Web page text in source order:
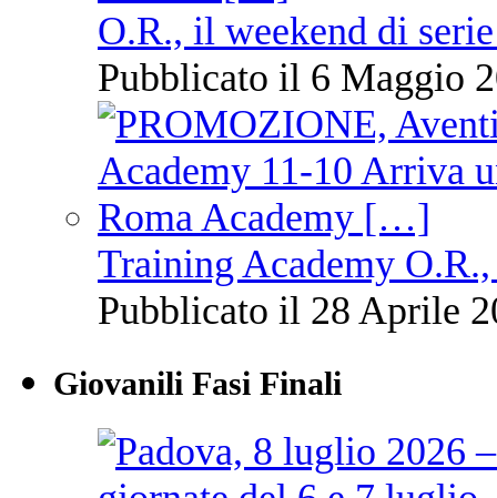
O.R., il weekend di
Pubblicato il 6 Maggio
Training Academy
Pubblicato il 28 Aprile
Giovanili Fasi Finali